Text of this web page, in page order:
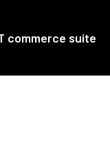
commerce suite